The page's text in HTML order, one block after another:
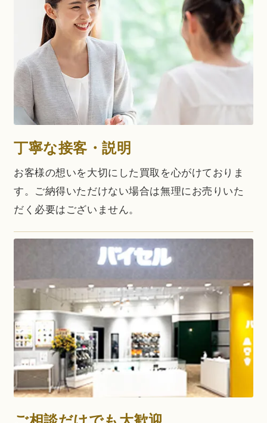
丁寧な接客・説明
お客様の想いを大切にした買取を心がけておりま
す。ご納得いただけない場合は無理にお売りいた
だく必要はございません。